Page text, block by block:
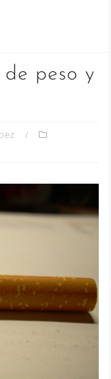
de peso y